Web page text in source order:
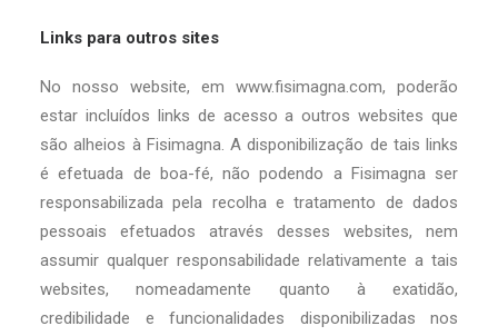
Links para outros sites
No nosso website, em www.fisimagna.com, poderão
estar incluídos links de acesso a outros websites que
são alheios à Fisimagna. A disponibilização de tais links
é efetuada de boa-fé, não podendo a Fisimagna ser
responsabilizada pela recolha e tratamento de dados
pessoais efetuados através desses websites, nem
assumir qualquer responsabilidade relativamente a tais
websites, nomeadamente quanto à exatidão,
credibilidade e funcionalidades disponibilizadas nos